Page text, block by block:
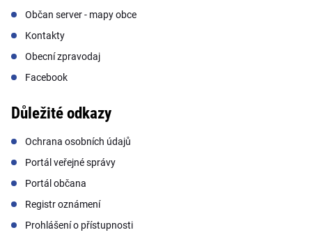
Občan server - mapy obce
Kontakty
Obecní zpravodaj
Facebook
Důležité odkazy
Ochrana osobních údajů
Portál veřejné správy
Portál občana
Registr oznámení
Prohlášení o přístupnosti